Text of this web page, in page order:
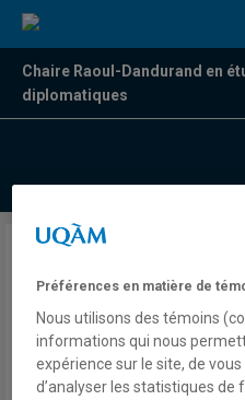
Chaire Raoul-Dandurand en
diplomatiques
Plans du
Netanyahou
négociations
hostilités
Préférences en matière de
Nous utilisons des témoins
informations qui nous
expérience sur le site, de
d’analyser les statistiques de